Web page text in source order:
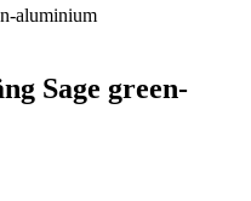
aluminium
Sage green-